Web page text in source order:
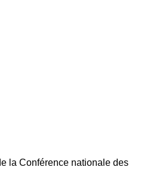
la Conférence nationale des